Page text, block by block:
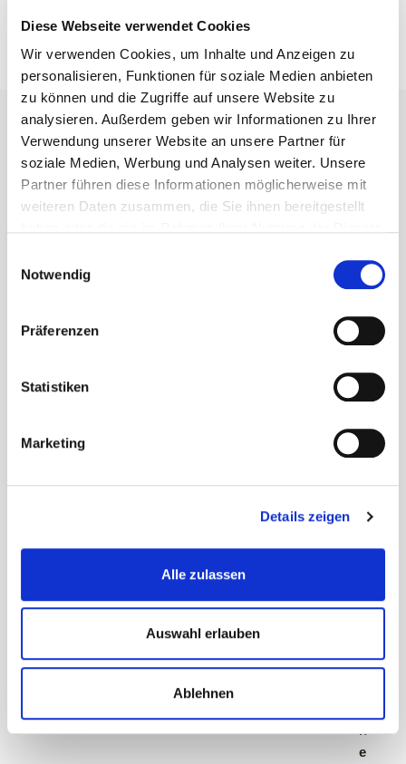
Diese Webseite verwendet Cookies
Wir verwenden Cookies, um Inhalte und Anzeigen zu
personalisieren, Funktionen für soziale Medien anbieten
zu können und die Zugriffe auf unsere Website zu
analysieren. Außerdem geben wir Informationen zu Ihrer
Verwendung unserer Website an unsere Partner für
soziale Medien, Werbung und Analysen weiter. Unsere
Partner führen diese Informationen möglicherweise mit
weiteren Daten zusammen, die Sie ihnen bereitgestellt
Notwendig
Präferenzen
Statistiken
Marketing
Details zeigen
Alle zulassen
Auswahl erlauben
Ablehnen
Kontakt
Schulgasse 2
A
e
n
e